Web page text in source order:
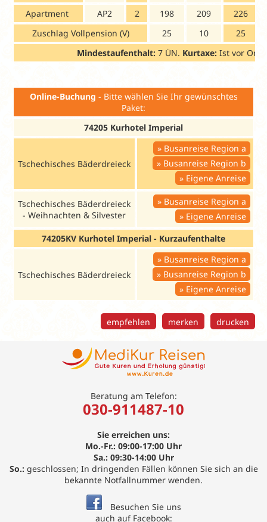
Apartment AP2 2 198 209
226
Zuschlag Vollpension (V)
25 10
25
Mindestaufenthalt: 7 ÜN. Kurtaxe: Ist vor Ort
Online-Buchung - Bitte wählen Sie Ihr gewünschtes
Paket:
74205 Kurhotel Imperial
Tschechisches Bäderdreieck
Busanreise Region a
Busanreise Region b
Eigene Anreise
Tschechisches Bäderdreieck
- Weihnachten & Silvester
Busanreise Region a
Eigene Anreise
74205KV Kurhotel Imperial - Kurzaufenthalte
Tschechisches Bäderdreieck
Busanreise Region a
Busanreise Region b
Eigene Anreise
drucken
merken
empfehlen
Beratung am Telefon:
030-911487-10
Sie erreichen uns:
Mo.-Fr.: 09:00-17:00 Uhr
Sa.: 09:30-14:00 Uhr
So.:geschlossen; In dringenden Fällen können Sie sich an die
bekannte Notfallnummer wenden.
Besuchen Sie uns
auch auf Facebook: